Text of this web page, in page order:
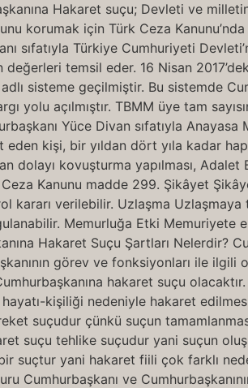
Hakaret suçu; Devleti ve
korumak için Türk Ceza
sıfatıyla Türkiye Cumhuriyeti
değerleri temsil eder. 16 Nisan
sisteme geçilmiştir. Bu sistemde
yolu açılmıştır. TBMM üye tam
Yüce Divan sıfatıyla
kişi, bir yıldan dört yıla kadar
dolayı kovuşturma yapılması, Adalet
Kanunu madde 299. Şikâyet
verilebilir. Uzlaşma
Memurluğa Etki Memuriyete
Hakaret Suçu Şartları Nelerdir?
görev ve fonksiyonları ile ilgili
hakaret suçu
kişiliği nedeniyle hakaret
suçudur çünkü suçun
suçu tehlike suçudur yani suçun
suçtur yani hakaret fiili çok farklı
Cumhurbaşkanı ve